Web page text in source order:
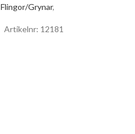
Flingor/Grynar,
Artikelnr: 12181